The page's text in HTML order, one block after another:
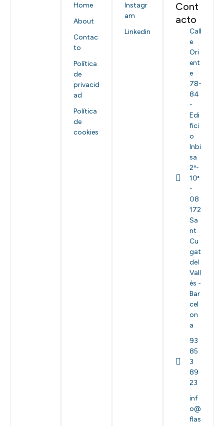
Home
About
Contac
to
Política
de
privacid
ad
Política
de
cookies
Instagr
am
Linkedin
Cont
acto
Call
e
Ori
ent
e
78-
84
-
Edi
fici
o
Inbi
sa
2º-
10ª
-
08
172
Sa
nt
Cu
gat
del
Vall
ès -
Bar
cel
on
a
93
85
3
89
23
inf
o@
flas